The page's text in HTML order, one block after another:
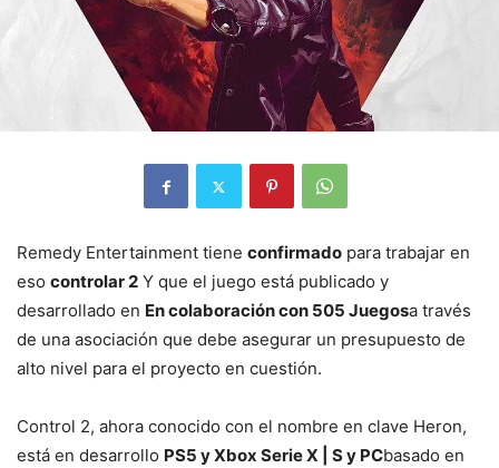
Remedy Entertainment tiene confirmado para trabajar en
eso controlar 2 Y que el juego está publicado y
desarrollado en En colaboración con 505 Juegosa través
de una asociación que debe asegurar un presupuesto de
alto nivel para el proyecto en cuestión.
Control 2, ahora conocido con el nombre en clave Heron,
está en desarrollo PS5 y Xbox Serie X | S y PCbasado en